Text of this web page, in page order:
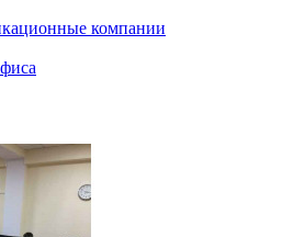
компании